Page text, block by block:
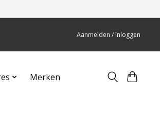
Aanmelden / Inloggen
Merken